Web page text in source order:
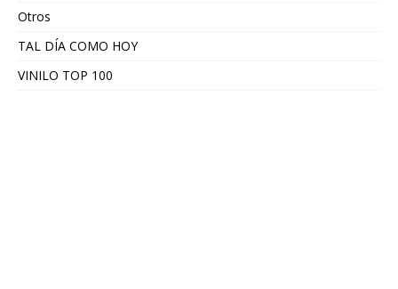
Otros
TAL DÍA COMO HOY
VINILO TOP 100